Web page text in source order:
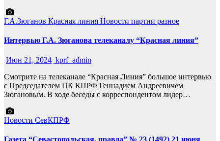
Г.А.Зюганов Красная линия Новости партии разное
Интервью Г.А. Зюганова телеканалу “Красная линия”
Июн 21, 2024 kprf_admin
Смотрите на телеканале “Красная Линия” большое интервью
с Председателем ЦК КПРФ Геннадием Андреевичем
Зюгановым. В ходе беседы с корреспондентом лидер…
Новости СевКПРФ
Газета “Севастопольская, правда” № 23 (1492) 21 июня